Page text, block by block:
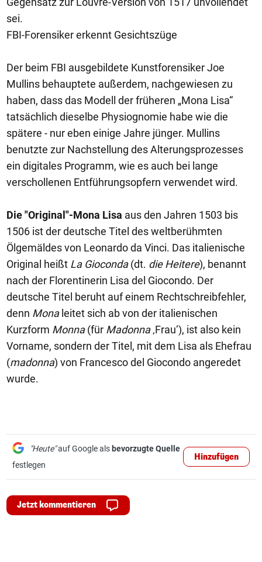
sei.
FBI-Forensiker erkennt Gesichtszüge
Der beim FBI ausgebildete Kunstforensiker Joe
Mullins behauptete außerdem, nachgewiesen zu
haben, dass das Modell der früheren „Mona Lisa“
tatsächlich dieselbe Physiognomie habe wie die
spätere - nur eben einige Jahre jünger. Mullins
benutzte zur Nachstellung des Alterungsprozesses
ein digitales Programm, wie es auch bei lange
verschollenen Entführungsopfern verwendet wird.
Die "Original"-Mona Lisa aus den Jahren 1503 bis
1506 ist der deutsche Titel des weltberühmten
Ölgemäldes von Leonardo da Vinci. Das italienische
Original heißt La Gioconda(dt. die Heitere), benannt
nach der Florentinerin Lisa del Giocondo. Der
deutsche Titel beruht auf einem Rechtschreibfehler,
denn Monaleitet sich ab von der italienischen
Kurzform Monna(für Madonna‚Frau‘), ist also kein
Vorname, sondern der Titel, mit dem Lisa als Ehefrau
(madonna) von Francesco del Giocondo angeredet
wurde.
"Heute"auf Google als bevorzugte Quelle
festlegen
Hinzufügen
Jetzt kommentieren